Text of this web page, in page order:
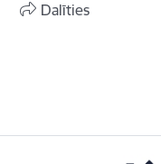
Dalīties